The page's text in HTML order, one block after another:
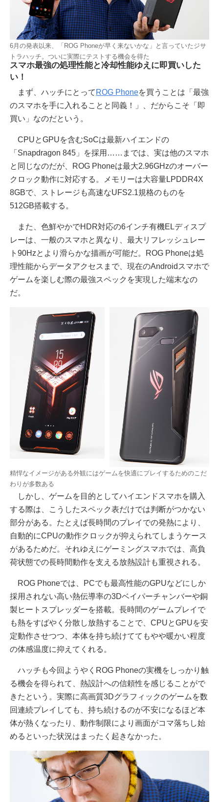
6月の発表以来、「ROG Phoneが早く来ないかな」と言っていたジサ
トラハッチ。ついに実際にテストする機会を得た
スマホ最強の処理性能と冷却性能ゆえに即買いした
い！
まず、ハッチにとって ROG Phoneを買うことは「最強
のスマホを手に入れることと同義！」、だからこそ「即
買い」なのだという。
CPUとGPUを含むSoCは最新ハイエンドの
「Snapdragon 845」を採用……までは、実は他のスマホ
と同じなのだが、ROG Phoneは最大2.96GHzのオーバー
クロック動作に対応する。メモリーは大容量LPDDR4X
8GBで、ストレージも高速なUFS2.1規格のものを
512GB搭載する。
また、色鮮やかでHDR対応の6インチ有機ELディスプ
レーは、一般のスマホと異なり、最大リフレッシュレー
ト90Hzとより滑らかな描画が可能だ。ROG Phoneは処
理性能からデータアクセスまで、現在のAndroidスマホで
ゲームを楽しむ際の最強スペックを実現した端末なの
だ。
精悍なイメージがある外観にはゲームを快適にプレイするためのこだ
わりが多数ある
しかし、ゲームを目的としてハイエンドスマホを購入
する際は、こうしたスペック表だけでは判断がつかない
部分がある。たとえば長時間のプレイでの発熱により、
自動的にCPUの動作クロックが抑えられてしまうケース
があるためだ。それゆえにゲーミングスマホでは、高負
荷状態での長時間動作を支える放熱設計も重視される。
ROG Phoneでは、PCでも最高性能のGPUなどにしか
採用されない高い熱伝導率の3Dベイパーチャンバーや銅
製ヒートスプレッダーを搭載。長時間のゲームプレイで
も熱をすばやく分散し放熱することで、CPUとGPUを安
定動作させつつ、本体を持ち続けててもやや暖かい程度
の体感温度に抑えてくれる。
ハッチも今回ようやくROG Phoneの実機をしっかり触
る機会を得られて、熱設計への信頼性を感じることがで
きたという。実際に高画質3Dグラフィックのゲームを数
回連続プレイしても、持ち続けるのが不安になるほど本
体が熱くなったり、動作制限により画面がコマ落ちし始
めるといった状況はまったく起きなかった。